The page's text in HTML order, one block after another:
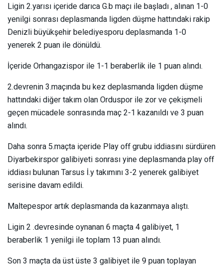
Ligin 2.yarısı içeride darıca G.b maçı ile başladı , alınan 1-0
yenilgi sonrası deplasmanda ligden düşme hattındaki rakip
Denizli büyükşehir belediyesporu deplasmanda 1-0
yenerek 2 puan ile dönüldü.
İçeride Orhangazispor ile 1-1 beraberlik ile 1 puan alındı.
2.devrenin 3.maçında bu kez deplasmanda ligden düşme
hattındaki diğer takım olan Orduspor ile zor ve çekişmeli
geçen mücadele sonrasında maç 2-1 kazanıldı ve 3 puan
alındı.
Daha sonra 5.maçta içeride Play off grubu iddiasını sürdüren
Diyarbekirspor galibiyeti sonrası yine deplasmanda play off
iddiası bulunan Tarsus İ.y takımını 3-2 yenerek galibiyet
serisine davam edildi.
Maltepespor artık deplasmanda da kazanmaya alıştı.
Ligin 2 .devresinde oynanan 6 maçta 4 galibiyet, 1
beraberlik 1 yenilgi ile toplam 13 puan alındı.
Son 3 maçta da üst üste 3 galibiyet ile 9 puan toplayan